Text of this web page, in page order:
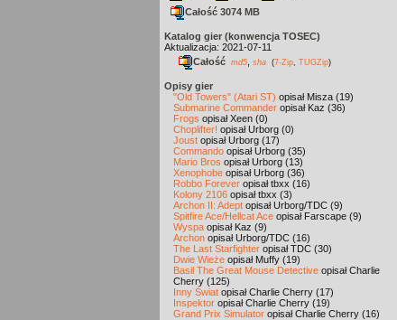
Całość 3074 MB
Katalog gier (konwencja TOSEC)
Aktualizacja: 2021-07-11
Całość md5 sha (7-Zip TUGZip)
Opisy gier
"Old Towers" (Atari ST) opisał Misza (19)
Submarine Commander opisał Kaz (36)
Frogs opisał Xeen (0)
Choplifter! opisał Urborg (0)
Joust opisał Urborg (17)
Commando opisał Urborg (35)
Mario Bros opisał Urborg (13)
Xenophobe opisał Urborg (36)
Robbo Forever opisał tbxx (16)
Kolony 2106 opisał tbxx (3)
Archon II: Adept opisał Urborg/TDC (9)
Spitfire Ace/Hellcat Ace opisał Farscape (9)
Wyspa opisał Kaz (9)
Archon opisał Urborg/TDC (16)
The Last Starfighter opisał TDC (30)
Dwie Wieże opisał Muffy (19)
Basil The Great Mouse Detective opisał Charlie
Cherry (125)
Inny Świat opisał Charlie Cherry (17)
Inspektor opisał Charlie Cherry (19)
Grand Prix Simulator opisał Charlie Cherry (16)